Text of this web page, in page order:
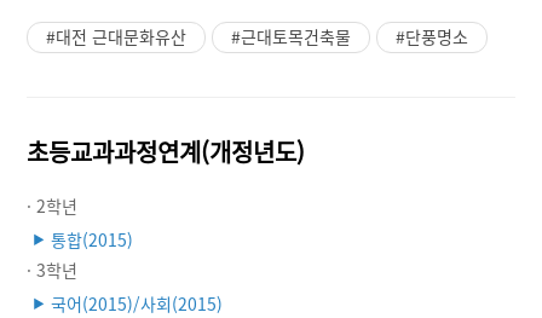
#대전 근대문화유산 #근대토목건축물 #단풍명소
초등교과과정연계(개정년도)
· 2학년
▶ 통합(2015)
· 3학년
▶ 국어(2015)/사회(2015)